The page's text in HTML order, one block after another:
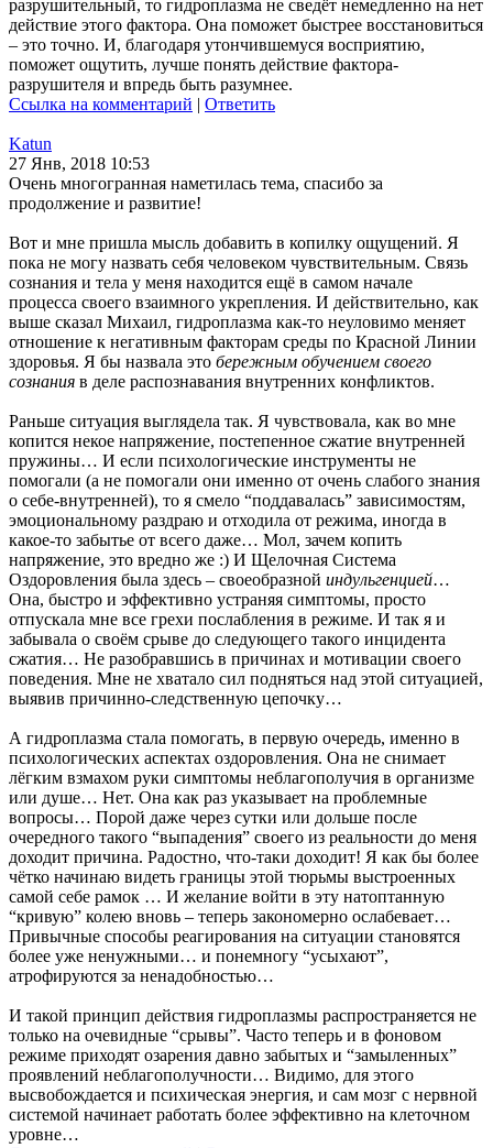
разрушительный, то гидроплазма не сведёт немедленно на нет
действие этого фактора. Она поможет быстрее восстановиться
– это точно. И, благодаря утончившемуся восприятию,
поможет ощутить, лучше понять действие фактора-
разрушителя и впредь быть разумнее.
Ссылка на комментарий | Ответить
Katun
27 Янв, 2018 10:53
Очень многогранная наметилась тема, спасибо за
продолжение и развитие!
Вот и мне пришла мысль добавить в копилку ощущений. Я
пока не могу назвать себя человеком чувствительным. Связь
сознания и тела у меня находится ещё в самом начале
процесса своего взаимного укрепления. И действительно, как
выше сказал Михаил, гидроплазма как-то неуловимо меняет
отношение к негативным факторам среды по Красной Линии
здоровья. Я бы назвала это бережным обучением своего
сознания в деле распознавания внутренних конфликтов.
Раньше ситуация выглядела так. Я чувствовала, как во мне
копится некое напряжение, постепенное сжатие внутренней
пружины… И если психологические инструменты не
помогали (а не помогали они именно от очень слабого знания
о себе-внутренней), то я смело “поддавалась” зависимостям,
эмоциональному раздраю и отходила от режима, иногда в
какое-то забытье от всего даже… Мол, зачем копить
напряжение, это вредно же :) И Щелочная Система
Оздоровления была здесь – своеобразной индульгенцией…
Она, быстро и эффективно устраняя симптомы, просто
отпускала мне все грехи послабления в режиме. И так я и
забывала о своём срыве до следующего такого инцидента
сжатия… Не разобравшись в причинах и мотивации своего
поведения. Мне не хватало сил подняться над этой ситуацией,
выявив причинно-следственную цепочку…
А гидроплазма стала помогать, в первую очередь, именно в
психологических аспектах оздоровления. Она не снимает
лёгким взмахом руки симптомы неблагополучия в организме
или душе… Нет. Она как раз указывает на проблемные
вопросы… Порой даже через сутки или дольше после
очередного такого “выпадения” своего из реальности до меня
доходит причина. Радостно, что-таки доходит! Я как бы более
чётко начинаю видеть границы этой тюрьмы выстроенных
самой себе рамок … И желание войти в эту натоптанную
“кривую” колею вновь – теперь закономерно ослабевает…
Привычные способы реагирования на ситуации становятся
более уже ненужными… и понемногу “усыхают”,
атрофируются за ненадобностью…
И такой принцип действия гидроплазмы распространяется не
только на очевидные “срывы”. Часто теперь и в фоновом
режиме приходят озарения давно забытых и “замыленных”
проявлений неблагополучности… Видимо, для этого
высвобождается и психическая энергия, и сам мозг с нервной
системой начинает работать более эффективно на клеточном
уровне…